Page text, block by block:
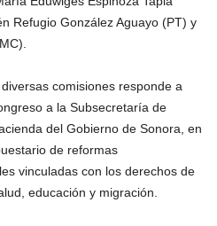
Refugio González Aguayo (PT) y
comisiones responde a
a la Subsecretaría de
del Gobierno de Sonora, en
de reformas
vinculadas con los derechos de
educación y migración.